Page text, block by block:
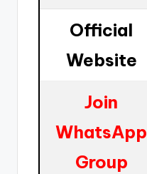
Official
Website
Join
WhatsApp
Group